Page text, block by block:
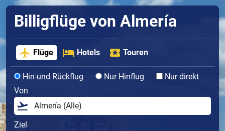
Billigflüge von Almería
Flüge Hotels Touren
Hin-und Rückflug Nur Hinflug
Nur direkt
Von
Ziel